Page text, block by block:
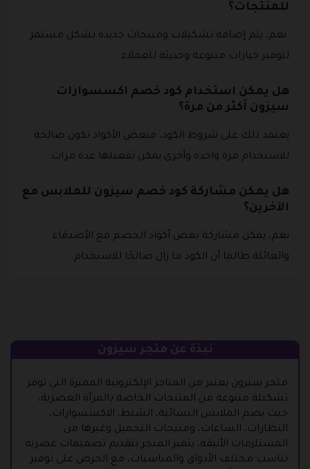
للمنتجات؟
نعم، يتم إضافة تشكيلات ومنتجات جديدة بشكل مستمر
لتوفير خيارات متنوعة وحديثة للعملاء.
هل يمكن استخدام كود خصم اكسسوارات
سيزون أكثر من مرة؟
يعتمد ذلك على شروط الكود، فبعض الأكواد تكون صالحة
للاستخدام مرة واحدة وأخرى يمكن تفعيلها عدة مرات.
هل يمكن مشاركة كود خصم سيزون للملابس مع
الآخرين؟
نعم، يمكن مشاركة بعض أكواد الخصم مع الأصدقاء
والعائلة طالما أن الكود ما زال صالحًا للاستخدام.
نبذة عن متجر سيزون
متجر سيزون يعتبر من المتاجر الإلكترونية المميزة التي توفر
تشكيلة متنوعة من المنتجات الخاصة بالمرأة العصرية،
حيث يضم الملابس النسائية، الشنط، الاكسسوارات،
النظارات، الساعات، ومنتجات التجميل وغيرها من
المستلزمات الأنيقة، يتميز المتجر بتقديم تصميمات عصرية
تناسب مختلف الأذواق والمناسبات، مع الحرص على توفير